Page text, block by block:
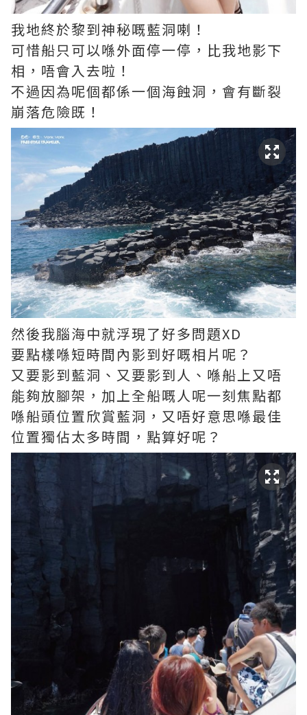
我地終於黎到神秘嘅藍洞喇！
可惜船只可以喺外面停一停，比我地影下
相，唔會入去啦！
不過因為呢個都係一個海蝕洞，會有斷裂
崩落危險既！
然後我腦海中就浮現了好多問題XD
要點樣喺短時間內影到好嘅相片呢？
又要影到藍洞、又要影到人、喺船上又唔
能夠放腳架，加上全船嘅人呢一刻焦點都
喺船頭位置欣賞藍洞，又唔好意思喺最佳
位置獨佔太多時間，點算好呢？